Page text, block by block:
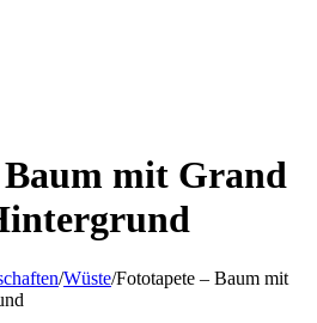
mit Grand
/Wüste/Fototapete – Baum mit